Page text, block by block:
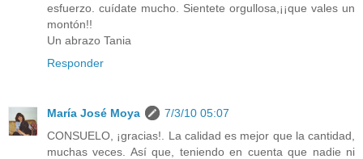
esfuerzo. cuídate mucho. Sientete orgullosa,¡¡que vales un
montón!!
Un abrazo Tania
Responder
María José Moya
7/3/10 05:07
CONSUELO, ¡gracias!. La calidad es mejor que la cantidad,
muchas veces. Así que, teniendo en cuenta que nadie ni